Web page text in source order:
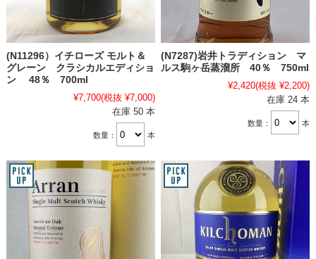
(N11296）イチローズ モルト＆
グレーン クラシカルエディショ
ン 48％ 700ml
¥7,700(税抜 ¥7,000)
在庫 50 本
数量： 本
(N7287)岩井トラディション マ
ルス駒ヶ岳蒸溜所 40％ 750ml
¥2,420(税抜 ¥2,200)
在庫 24 本
数量： 本